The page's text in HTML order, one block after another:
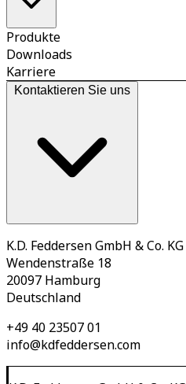
Produkte
Downloads
Karriere
K.D. Feddersen GmbH & Co. KG
Wendenstraße 18
20097 Hamburg
Deutschland
+49 40 23507 01
info@kdfeddersen.com